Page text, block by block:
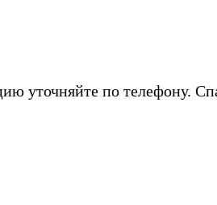
уточняйте по телефону.